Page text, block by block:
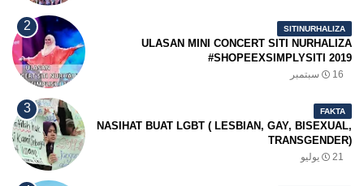
SITINURHALIZA
ULASAN MINI CONCERT SITI NURHALIZA
#SHOPEEXSIMPLYSITI 2019
16 سبتمبر
FAKTA
NASIHAT BUAT LGBT ( LESBIAN, GAY, BISEXUAL,
TRANSGENDER)
21 يوليو